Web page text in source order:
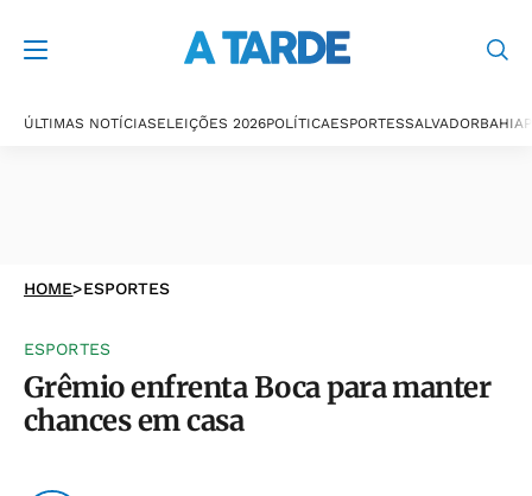
ÚLTIMAS NOTÍCIASELEIÇÕES 2026POLÍTICAESPORTESSALVADORBAHIA
HOME>ESPORTES
ESPORTES
Grêmio enfrenta Boca para manter
chances em casa